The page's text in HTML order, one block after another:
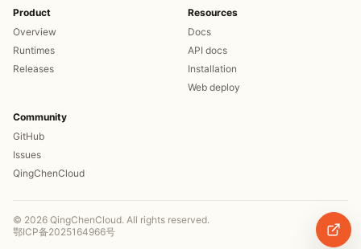
Product
Overview
Runtimes
Releases
Resources
Docs
API docs
Installation
Web deploy
Community
GitHub
Issues
QingChenCloud
© 2026 QingChenCloud. All rights reserved.
鄂ICP备2025164966号